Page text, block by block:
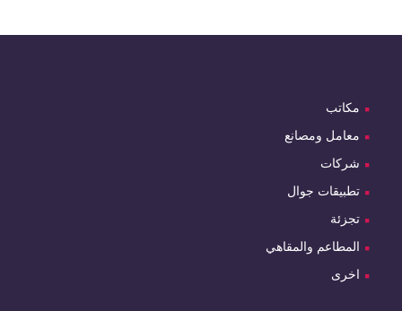
مكاتب
معامل ومصانع
شركات
تطبيقات جوال
تجزئة
المطاعم والمقاهي
اخرى